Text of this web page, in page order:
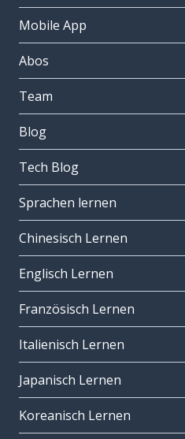
Mobile App
Abos
Team
Blog
Tech Blog
Sprachen lernen
Chinesisch Lernen
Englisch Lernen
Französisch Lernen
Italienisch Lernen
Japanisch Lernen
Koreanisch Lernen